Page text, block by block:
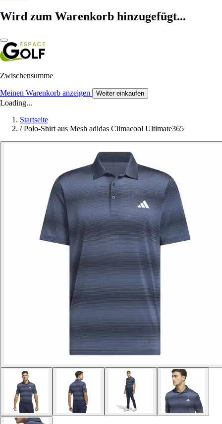
Wird zum Warenkorb hinzugefügt...
Zwischensumme
Meinen Warenkorb anzeigen Weiter einkaufen
Loading...
Startseite
/ Polo-Shirt aus Mesh adidas Climacool Ultimate365